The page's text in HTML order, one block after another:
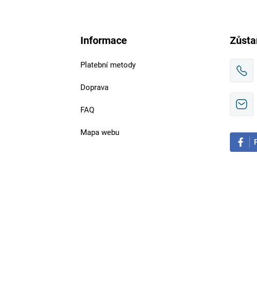
Informace
Platební metody
Doprava
FAQ
Mapa webu